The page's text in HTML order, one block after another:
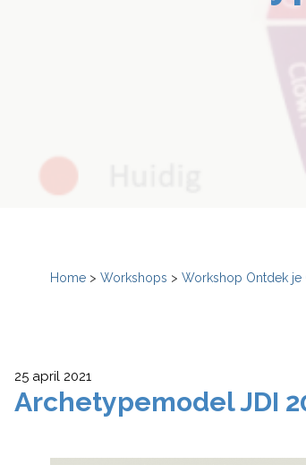
Home > Workshops > Workshop Ontdek je
25 april 2021
Archetypemodel JDI